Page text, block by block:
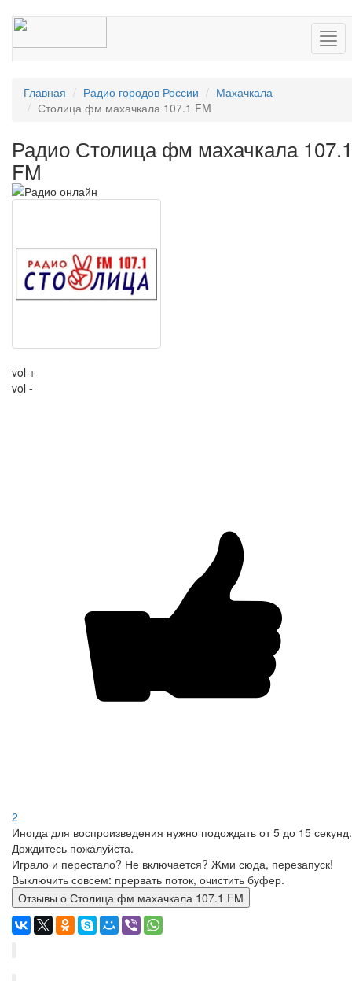
Главная Радио городов России
Махачкала
Столица фм махачкала 107.1 FM
Радио Столица фм махачкала 107.1
FM
vol +
vol -
2
Иногда для воспроизведения нужно подождать от 5 до 15 секунд.
Дождитесь пожалуйста.
Играло и перестало? Не включается? Жми сюда, перезапуск!
Выключить совсем: прервать поток, очистить буфер.
Отзывы о Столица фм махачкала 107.1 FM